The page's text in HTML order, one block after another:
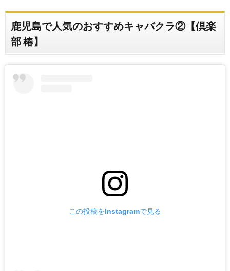
鹿児島で人気のおすすめキャバクラ②【倶楽
部 椿】
この投稿をInstagramで見る